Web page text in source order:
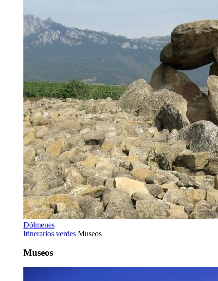
Dólmenes
Itinerarios verdes Museos
Museos